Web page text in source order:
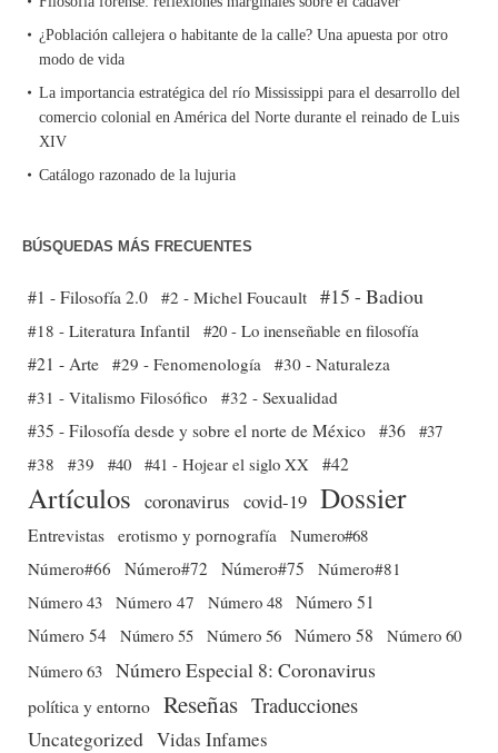
¿Población callejera o habitante de la calle? Una apuesta por otro
modo de vida
La importancia estratégica del río Mississippi para el desarrollo del
comercio colonial en América del Norte durante el reinado de Luis
XIV
Catálogo razonado de la lujuria
BÚSQUEDAS MÁS FRECUENTES
#1 - Filosofía 2.0 #2 - Michel Foucault #15 - Badiou
#18 - Literatura Infantil #20 - Lo inenseñable en filosofía
#21 - Arte #29 - Fenomenología
#30 - Naturaleza
#31 - Vitalismo Filosófico
#32 - Sexualidad
#35 - Filosofía desde y sobre el norte de México #36 #37
#38
#39 #40 #41 - Hojear el siglo XX #42
Artículos coronavirus covid-19 Dossier
Entrevistas erotismo y pornografía
Numero#68
Número#66
Número#72 Número#75
Número#81
Número 43 Número 47 Número 48 Número 51
Número 54 Número 55 Número 56 Número 58
Número 60
Número 63 Número Especial 8: Coronavirus
política y entorno Reseñas Traducciones
Uncategorized Vidas Infames